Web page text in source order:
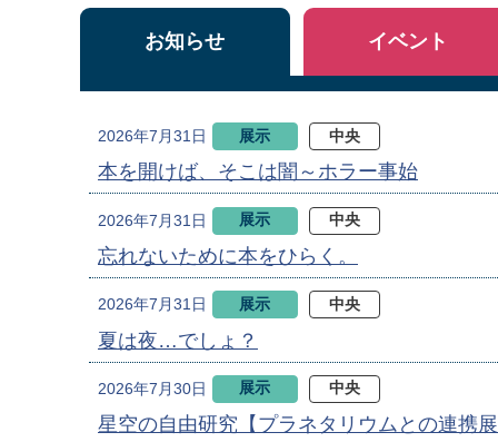
お知らせ
2026年7月31日 展示 中央
本を開けば、そこは闇～ホラー事始
2026年7月31日 展示 中央
忘れないために本をひらく。
2026年7月31日 展示 中央
夏は夜…でしょ？
2026年7月30日 展示 中央
星空の自由研究【プラネタリウムとの連携
イベント